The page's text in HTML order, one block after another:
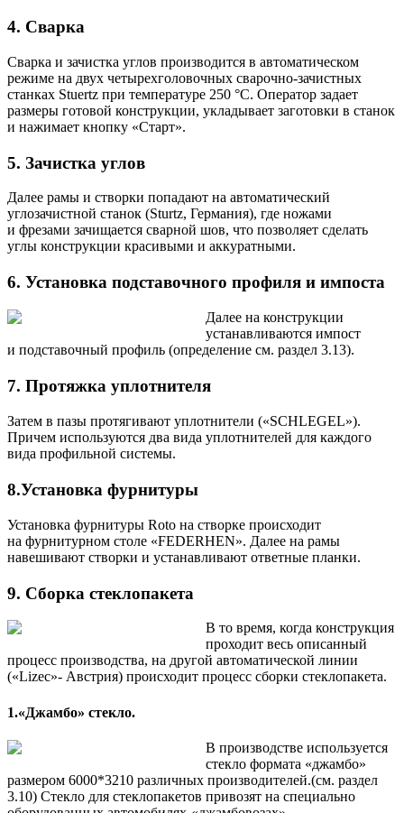
4. Сварка
Сварка и зачистка углов производится в автоматическом
режиме на двух четырехголовочных сварочно-зачистных
станках Stuertz при температуре 250 °С. Оператор задает
размеры готовой конструкции, укладывает заготовки в станок
и нажимает кнопку «Старт».
5. Зачистка углов
Далее рамы и створки попадают на автоматический
углозачистной станок (Sturtz, Германия), где ножами
и фрезами зачищается сварной шов, что позволяет сделать
углы конструкции красивыми и аккуратными.
6. Установка подставочного профиля и импоста
Далее на конструкции
устанавливаются импост
и подставочный профиль (определение см. раздел 3.13).
7. Протяжка уплотнителя
Затем в пазы протягивают уплотнители («SCHLEGEL»).
Причем используются два вида уплотнителей для каждого
вида профильной системы.
8.Установка фурнитуры
Установка фурнитуры Roto на створке происходит
на фурнитурном столе «FEDERHEN». Далее на рамы
навешивают створки и устанавливают ответные планки.
9. Сборка стеклопакета
В то время, когда конструкция
проходит весь описанный
процесс производства, на другой автоматической линии
(«Lizec»- Австрия) происходит процесс сборки стеклопакета.
1.«Джамбо» стекло.
В производстве используется
стекло формата «джамбо»
размером 6000*3210 различных производителей.(см. раздел
3.10) Стекло для стеклопакетов привозят на специально